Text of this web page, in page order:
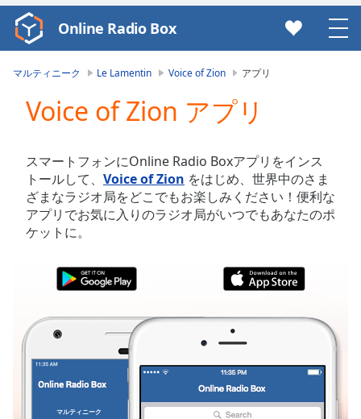
Video
Player
Play
Video
Skip
Backward
Skip
Forward
Mute
Current
Duration-:-
0.00%
Stream
TypeLIVE
Seek to
Online Radio Box
マルティニーク Le Lamentin Voice of Zion アプリ
Voice of Zion アプリ
スマートフォンにOnline Radio Boxアプリをインス
トールして、 Voice of Zion をはじめ、世界中のさま
ざまなラジオ局をどこでもお楽しみください！便利な
アプリでお気に入りのラジオ局がいつでもあなたのポ
ケットに。
マルティニーク